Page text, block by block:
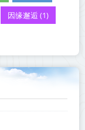
因缘邂逅 (1)